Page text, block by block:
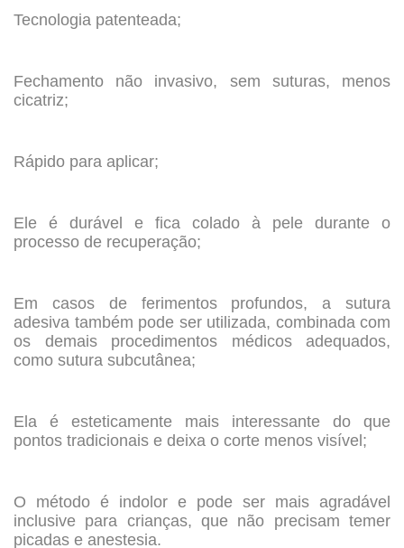
Tecnologia patenteada;
Fechamento não invasivo, sem suturas, menos
cicatriz;
Rápido para aplicar;
Ele é durável e fica colado à pele durante o
processo de recuperação;
Em casos de ferimentos profundos, a sutura
adesiva também pode ser utilizada, combinada com
os demais procedimentos médicos adequados,
como sutura subcutânea;
Ela é esteticamente mais interessante do que
pontos tradicionais e deixa o corte menos visível;
O método é indolor e pode ser mais agradável
inclusive para crianças, que não precisam temer
picadas e anestesia.